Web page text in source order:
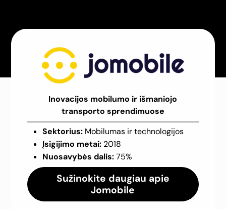
Inovacijos mobilumo ir išmaniojo
transporto sprendimuose
Sektorius: Mobilumas ir technologijos
Įsigijimo metai: 2018
Nuosavybės dalis:75%
Sužinokite daugiau apie
Jomobile